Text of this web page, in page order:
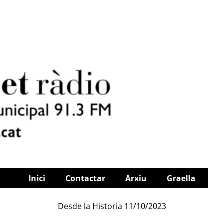
Inici Contactar Arxiu Graella
Desde la Historia 11/10/2023